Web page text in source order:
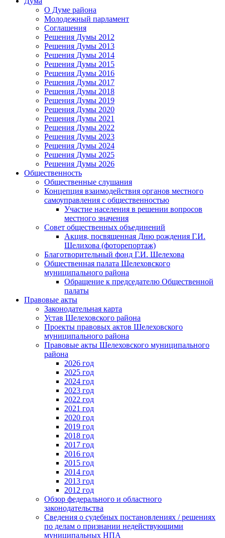
О Думе района
Молодежный парламент
Соглашения
Решения Думы 2012
Решения Думы 2013
Решения Думы 2014
Решения Думы 2015
Решения Думы 2016
Решения Думы 2017
Решения Думы 2018
Решения Думы 2019
Решения Думы 2020
Решения Думы 2021
Решения Думы 2022
Решения Думы 2023
Решения Думы 2024
Решения Думы 2025
Решения Думы 2026
Общественность
Общественные слушания
Концепция взаимодействия органов местного
самоуправления с общественностью
Участие населения в решении вопросов
местного значения
Совет общественных объединений
Акция, посвященная Дню рождения Г.И.
Шелихова (фоторепортаж)
Благотворительный фонд Г.И. Шелехова
Общественная палата Шелеховского
муниципального района
Обращение к председателю Общественной
палаты
Правовые акты
Законодательная карта
Устав Шелеховского района
Проекты правовых актов Шелеховского
муниципального района
Правовые акты Шелеховского муниципального
района
2026 год
2025 год
2024 год
2023 год
2022 год
2021 год
2020 год
2019 год
2018 год
2017 год
2016 год
2015 год
2014 год
2013 год
2012 год
Обзор федерального и областного
законодательства
Сведения о судебных постановлениях / решениях
по делам о признании недействующими
муниципальных НПА